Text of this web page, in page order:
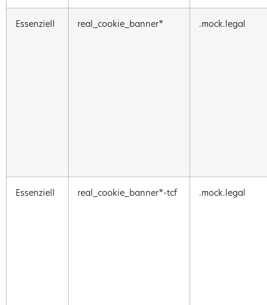
Essenziell real_cookie_banner* .mock.legal
Essenziell real_cookie_banner*-tcf .mock.legal